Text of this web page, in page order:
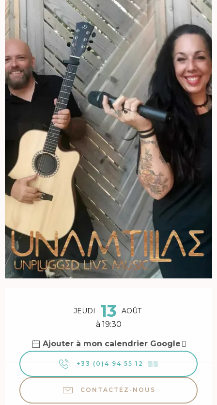
JEUDI 13 AOÛT
à 19:30
Ajouter à mon calendrier Google
+33 (0)4 94 55 12 ▒▒
CONTACTEZ-NOUS